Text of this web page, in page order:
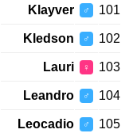
101
♂
Klayver
102
♂
Kledson
103
♀
Lauri
104
♂
Leandro
105
♂
Leocadio